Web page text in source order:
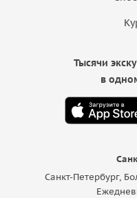
Санкт-Петербург,
Тысячи
в